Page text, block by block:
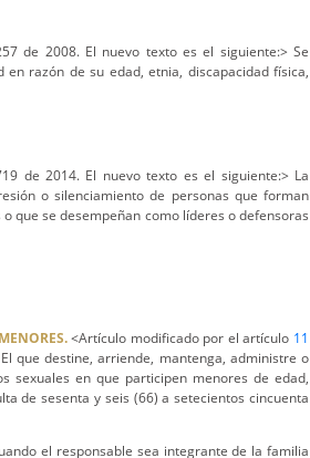
de 2008. El nuevo texto es el siguiente:> Se
razón de su edad, etnia, discapacidad física,
de 2014. El nuevo texto es el siguiente:> La
o silenciamiento de personas que forman
que se desempeñan como líderes o defensoras
<Artículo modificado por el artículo 11
que destine, arriende, mantenga, administre o
sexuales en que participen menores de edad,
de sesenta y seis (66) a setecientos cincuenta
el responsable sea integrante de la familia